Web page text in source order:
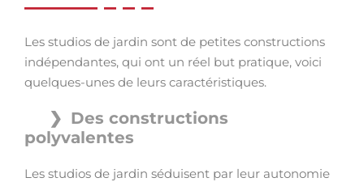
Les studios de jardin sont de petites constructions
indépendantes, qui ont un réel but pratique, voici
quelques-unes de leurs caractéristiques.
Des constructions
polyvalentes
Les studios de jardin séduisent par leur autonomie